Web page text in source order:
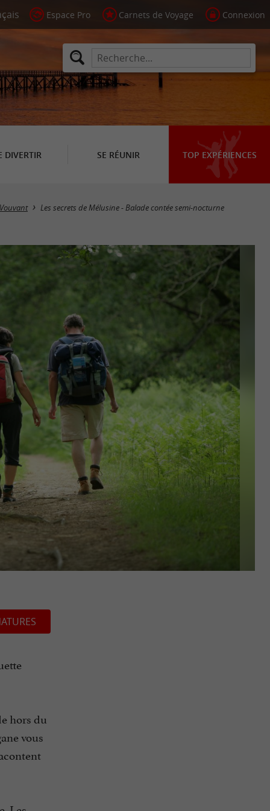
Espace Pro Carnets de Voyage Connexion
DIVERTIR SE RÉUNIR TOP EXPÉRIENCES
Vouvant Les secrets de Mélusine - Balade contée semi-nocturne
hors du
vous